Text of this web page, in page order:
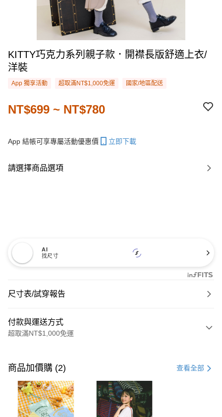
KITTY巧克力系列親子款．開襟長版舒適上衣/
洋裝
App 獨享活動 超取滿NT$1,000免運 國家/地區配送
NT$699 ~ NT$780
App 結帳可享專屬活動優惠價 立即下載
請選擇商品選項
AI
找尺寸
尺寸表/試穿報告
付款與運送方式
超取滿NT$1,000免運
信用卡一次付款
購物金
超商取貨付款
商品加價購 (2) 查看全部